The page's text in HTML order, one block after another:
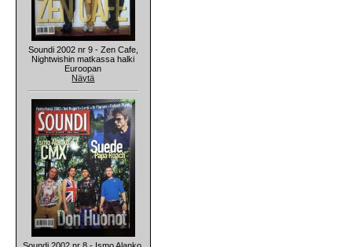
Soundi 2002 nr 9 - Zen Cafe,
Nightwishin matkassa halki
Euroopan
Näytä